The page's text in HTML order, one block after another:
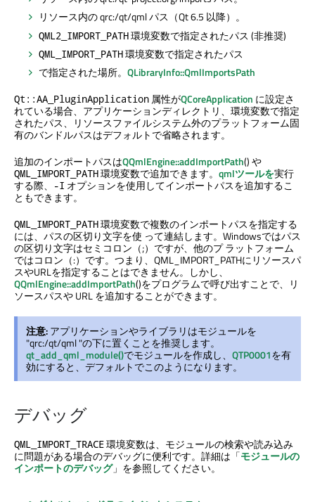
リソース内の qrc:/qt/qml パス（Qt 6.5 以降）。
QML2_IMPORT_PATH環境変数で指定されたパス (非推奨)
QML_IMPORT_PATH環境変数で指定されたパス
で指定された場所。 QLibraryInfo::QmlImportsPath
Qt::AA_PluginApplication 属性がQCoreApplication に設定さ
れている場合、アプリケーションディレクトリ、環境変数で指定
されたパス、リソースファイルシステム外のプラットフォーム固
有のバンドルパスはデフォルトで省略されます。
追加のインポートパスはQQmlEngine::addImportPath() や
QML_IMPORT_PATH環境変数で追加できます。 qmlツールを実行
する際、
-I オプションを使用してインポートパスを追加するこ
ともできます。
QML_IMPORT_PATH環境変数で複数のインポートパスを指定する
には、パスの区切り文字を使 って連結します。Windowsではパス
の区切り文字はセミコロン（;）ですが、他のプ ラットフォーム
ではコロン（:）です。つまり、QML_IMPORT_PATHにリソースパ
スやURLを指定することはできません。しかし、
QQmlEngine::addImportPath()をプログラムで呼び出すことで、リ
ソースパスや URL を追加することができます。
注意:アプリケーションやライブラリはモジュールを
"qrc:/qt/qml "の下に置くことを推奨します。
qt_add_qml_module()でモジュールを作成し、 QTP0001を有
効にすると、デフォルトでこのようになります。
デバッグ
QML_IMPORT_TRACE環境変数は、モジュールの検索や読み込み
に問題がある場合のデバッグに便利です。詳細は「モジュールの
インポートのデバッグ」を参照してください。